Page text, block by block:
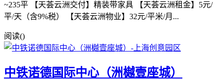
~235平 【天荟云洲交付】精装带家具 【天荟云洲租金】5元/
平/天（含9%税） 【天荟云洲物业】32元/平米/月...
阅读()
中铁诺德国际中心（洲樾壹座城）